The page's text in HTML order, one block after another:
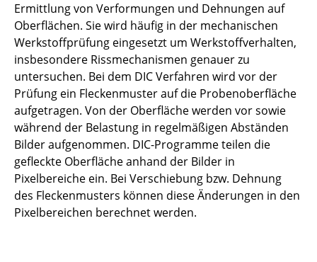
Untersuchung des Alterungsverhaltens
aminosilaner Haftvermittlerschichten für
additiv gefertigte Glas-Thermoplast-
Verbunde
Vergleichende Analyse bildgebender und
scannender Verfahren zur
Geometrierekonstruktion von FLM Bauteilen
als Grundlage für die simulationsgestützte
Vorhersage des Versagensverhaltens
Entwicklung und Verarbeitung von
myzelbasierten Verbundwerkstoffen für
Ermittlung von Verformungen und Dehnungen auf
Oberflächen. Sie wird häufig in der mechanischen
Werkstoffprüfung eingesetzt um Werkstoffverhalten,
insbesondere Rissmechanismen genauer zu
untersuchen. Bei dem DIC Verfahren wird vor der
Prüfung ein Fleckenmuster auf die Probenoberfläche
aufgetragen. Von der Oberfläche werden vor sowie
während der Belastung in regelmäßigen Abständen
Bilder aufgenommen. DIC-Programme teilen die
gefleckte Oberfläche anhand der Bilder in
Pixelbereiche ein. Bei Verschiebung bzw. Dehnung
des Fleckenmusters können diese Änderungen in den
Pixelbereichen berechnet werden.